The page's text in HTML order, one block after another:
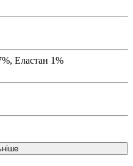
Еластан 1%